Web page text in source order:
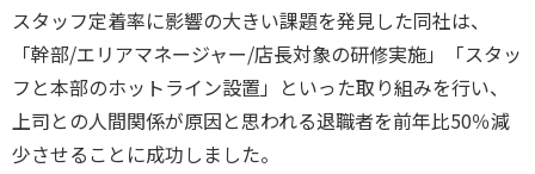
スタッフ定着率に影響の大きい課題を発見した同社は、
「幹部/エリアマネージャー/店長対象の研修実施」「スタッ
フと本部のホットライン設置」といった取り組みを行い、
上司との人間関係が原因と思われる退職者を前年比50％減
少させることに成功しました。